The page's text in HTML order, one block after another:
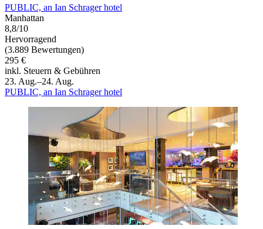
PUBLIC, an Ian Schrager hotel
Manhattan
8,8/10
Hervorragend
(3.889 Bewertungen)
295 €
inkl. Steuern & Gebühren
23. Aug.–24. Aug.
PUBLIC, an Ian Schrager hotel